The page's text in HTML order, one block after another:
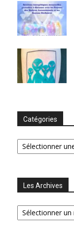
Catégories
Catégories
Les Archives
Les
Archives